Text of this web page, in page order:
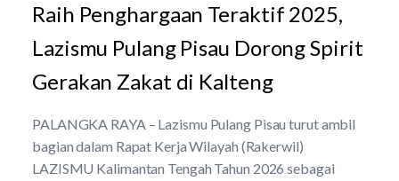
Raih Penghargaan Teraktif 2025,
Lazismu Pulang Pisau Dorong Spirit
Gerakan Zakat di Kalteng
PALANGKA RAYA – Lazismu Pulang Pisau turut ambil
bagian dalam Rapat Kerja Wilayah (Rakerwil)
LAZISMU Kalimantan Tengah Tahun 2026 sebagai